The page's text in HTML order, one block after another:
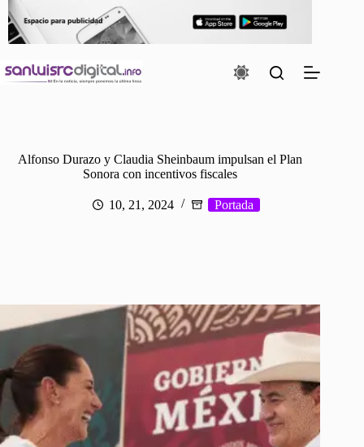
contenido
Alfonso Durazo y Claudia Sheinbaum impulsan el Plan
Sonora con incentivos fiscales
10, 21, 2024 Portada